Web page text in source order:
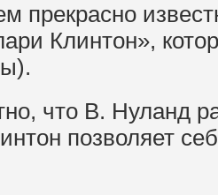
прекрасно
Клинтон»,
что В. Нуланд
позволяет